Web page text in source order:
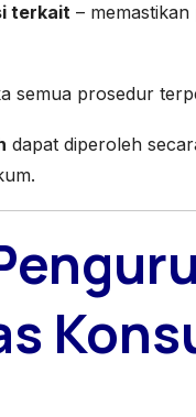
terkait –
semua prosedur
dapat diperoleh